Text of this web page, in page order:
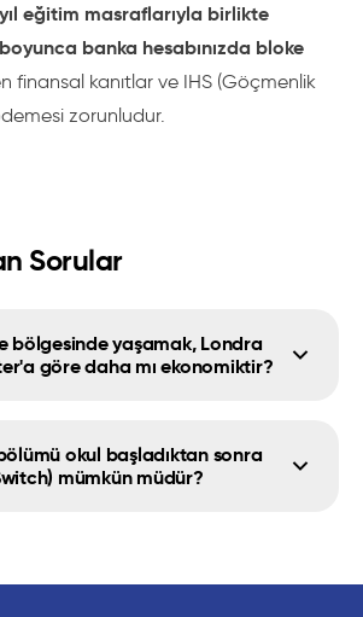
eğitim masraflarıyla birlikte
banka hesabınızda bloke
finansal kanıtlar ve IHS (Göçmenlik
zorunludur.
Sorular
bölgesinde yaşamak, Londra
göre daha mı ekonomiktir?
okul başladıktan sonra
mümkün müdür?